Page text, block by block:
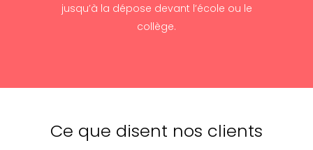
jusqu’à la dépose devant l’école ou le
collège.
Ce que disent nos clients